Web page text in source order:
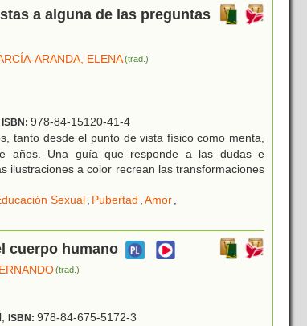
a alguna de las preguntas
ARANDA, ELENA (trad.)
ISBN: 978-84-15120-41-4
tanto desde el punto de vista físico como menta,
años. Una guía que responde a las dudas e
ilustraciones a color recrean las transformaciones
Sexual Pubertad Amor
cuerpo humano
(trad.)
ISBN: 978-84-675-5172-3